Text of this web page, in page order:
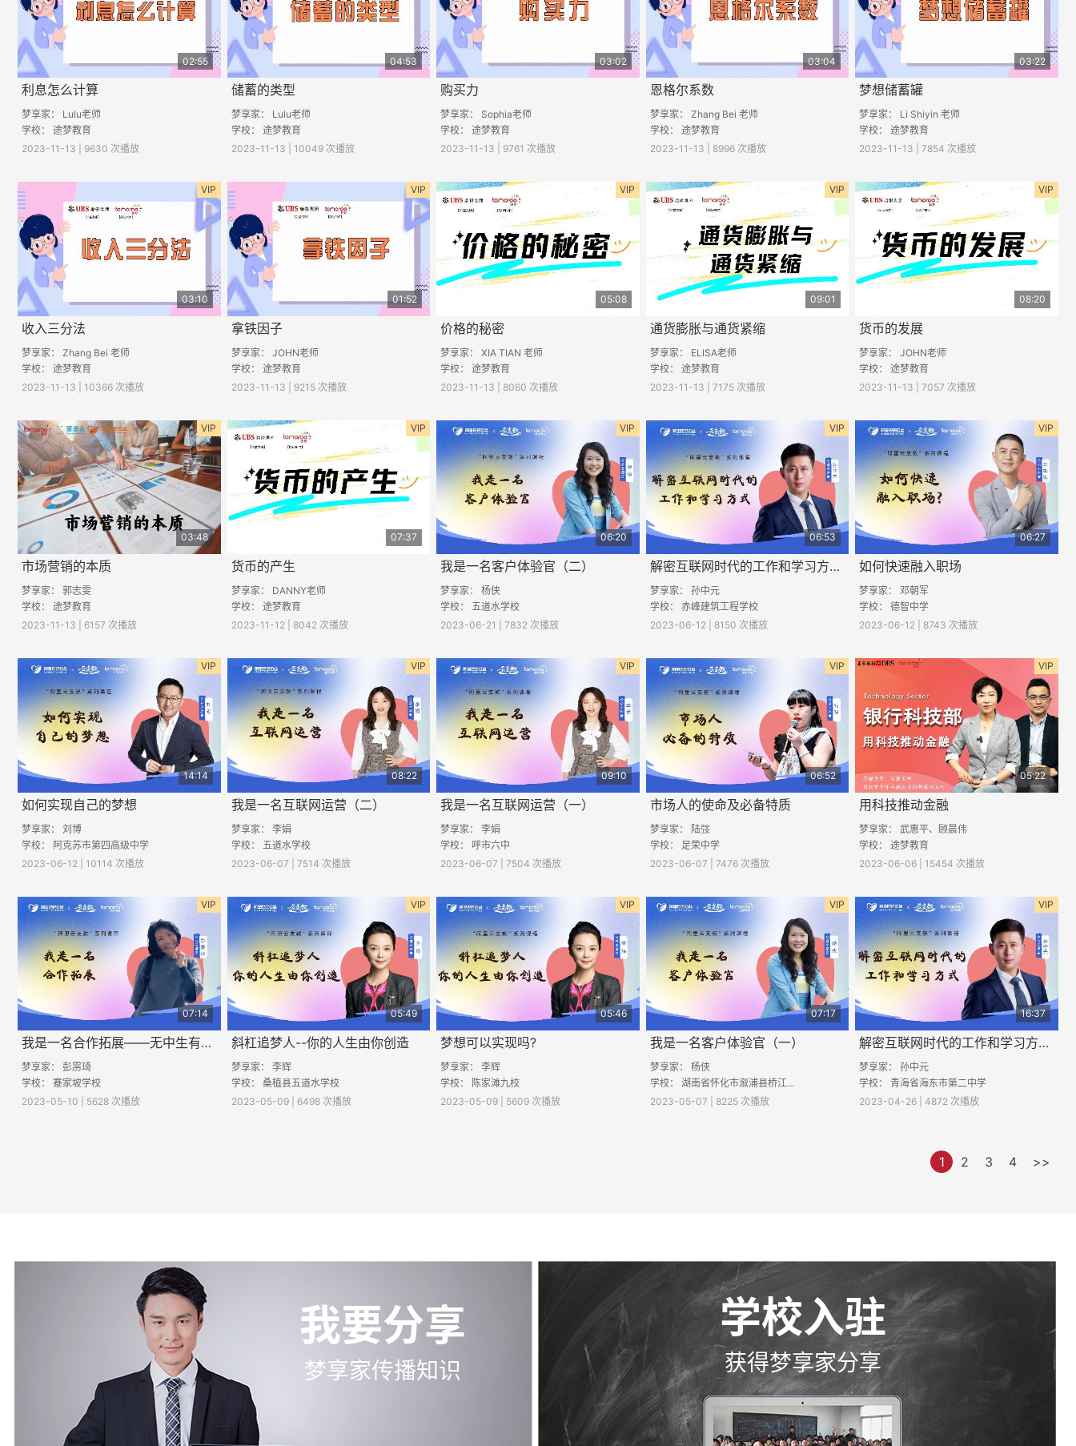
02:55
利息怎么计算
梦享家： Lulu老师
学校： 途梦教育
2023-11-13 | 9630 次播放
04:53
储蓄的类型
梦享家： Lulu老师
学校： 途梦教育
2023-11-13 | 10049 次播放
03:02
购买力
梦享家： Sophia老师
学校： 途梦教育
2023-11-13 | 9761 次播放
03:04
恩格尔系数
梦享家： Zhang Bei 老师
学校： 途梦教育
2023-11-13 | 8996 次播放
03:22
梦想储蓄罐
梦享家： Li Shiyin 老师
学校： 途梦教育
2023-11-13 | 7854 次播放
VIP
03:10
收入三分法
梦享家： Zhang Bei 老师
学校： 途梦教育
2023-11-13 | 10366 次播放
VIP
01:52
拿铁因子
梦享家： JOHN老师
学校： 途梦教育
2023-11-13 | 9215 次播放
VIP
05:08
价格的秘密
梦享家： XIA TIAN 老师
学校： 途梦教育
2023-11-13 | 8060 次播放
VIP
09:01
通货膨胀与通货紧缩
梦享家： ELISA老师
学校： 途梦教育
2023-11-13 | 7175 次播放
VIP
08:20
货币的发展
梦享家： JOHN老师
学校： 途梦教育
2023-11-13 | 7057 次播放
VIP
03:48
市场营销的本质
梦享家： 郭志雯
学校： 途梦教育
2023-11-13 | 6157 次播放
VIP
07:37
货币的产生
梦享家： DANNY老师
学校： 途梦教育
2023-11-12 | 8042 次播放
VIP
06:20
我是一名客户体验官（二）
梦享家： 杨侠
学校： 五道水学校
2023-06-21 | 7832 次播放
VIP
06:53
解密互联网时代的工作和学习方法（二）
梦享家： 孙中元
学校： 赤峰建筑工程学校
2023-06-12 | 8150 次播放
VIP
06:27
如何快速融入职场
梦享家： 邓朝军
学校： 德智中学
2023-06-12 | 8743 次播放
VIP
14:14
如何实现自己的梦想
梦享家： 刘博
学校： 阿克苏市第四高级中学
2023-06-12 | 10114 次播放
VIP
08:22
我是一名互联网运营（二）
梦享家： 李娟
学校： 五道水学校
2023-06-07 | 7514 次播放
VIP
09:10
我是一名互联网运营（一）
梦享家： 李娟
学校： 呼市六中
2023-06-07 | 7504 次播放
VIP
06:52
市场人的使命及必备特质
梦享家： 陆弢
学校： 足荣中学
2023-06-07 | 7476 次播放
VIP
05:22
用科技推动金融
梦享家： 武惠平、顾晨伟
学校： 途梦教育
2023-06-06 | 15454 次播放
VIP
07:14
我是一名合作拓展——无中生有，1+1=11
梦享家： 彭雳琦
学校： 蹇家坡学校
2023-05-10 | 5628 次播放
VIP
05:49
斜杠追梦人--你的人生由你创造
梦享家： 李辉
学校： 桑植县五道水学校
2023-05-09 | 6498 次播放
VIP
05:46
梦想可以实现吗?
梦享家： 李辉
学校：
陈家滩九校
2023-05-09 | 5609 次播放
VIP
07:17
我是一名客户体验官（一）
梦享家： 杨侠
学校： 湖南省怀化市溆浦县桥江大湾学校
2023-05-07 | 8225 次播放
VIP
16:37
解密互联网时代的工作和学习方法（一）
梦享家： 孙中元
学校：青海省海东市第二中学
2023-04-26 | 4872 次播放
1 2 3 4 >>
我要分享
梦享家传播知识
学校入驻
获得梦享家分享